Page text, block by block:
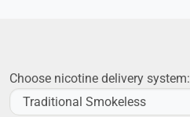
Choose nicotine delivery system: